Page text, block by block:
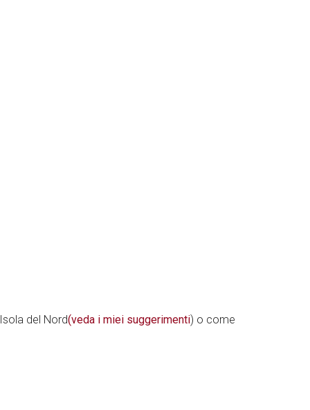
del Nord(veda i miei suggerimenti) o come